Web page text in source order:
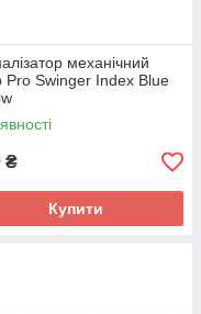
механічний
Pro Swinger Index Blue
₴
Купити